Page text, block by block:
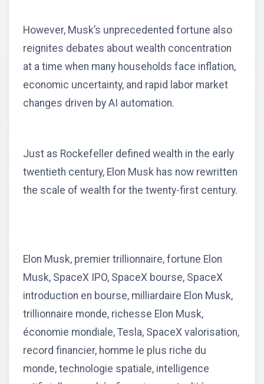
However, Musk’s unprecedented fortune also
reignites debates about wealth concentration
at a time when many households face inflation,
economic uncertainty, and rapid labor market
changes driven by AI automation.
Just as Rockefeller defined wealth in the early
twentieth century, Elon Musk has now rewritten
the scale of wealth for the twenty-first century.
Elon Musk, premier trillionnaire, fortune Elon
Musk, SpaceX IPO, SpaceX bourse, SpaceX
introduction en bourse, milliardaire Elon Musk,
trillionnaire monde, richesse Elon Musk,
économie mondiale, Tesla, SpaceX valorisation,
record financier, homme le plus riche du
monde, technologie spatiale, intelligence